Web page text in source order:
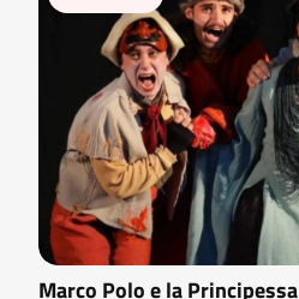
Marco Polo e la Principessa